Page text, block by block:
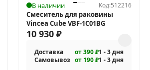
В наличии Код:512216
Смеситель для раковины
Vincea Cube VBF-1C01BG
10 930₽
Доставка от 390 ₽1 - 3 дня
Самовывоз от 190 ₽1 - 3 дня